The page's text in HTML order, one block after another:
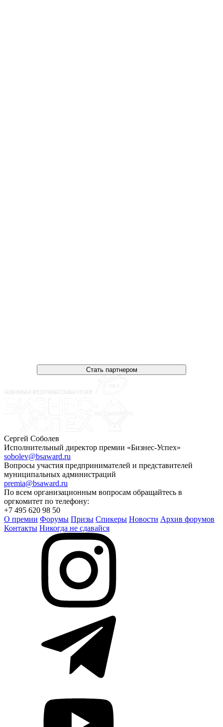
Стать партнером
Сергей Соболев
Исполнительный директор премии «Бизнес-Успех»
sobolev@bsaward.ru
Вопросы участия предпринимателей и представителей
муниципальных администраций
premia@bsaward.ru
По всем организационным вопросам обращайтесь в
оргкомитет по телефону:
+7 495 620 98 50
О премии Форумы Призы Спикеры Новости Архив форумов
Контакты Никогда не сдавайся